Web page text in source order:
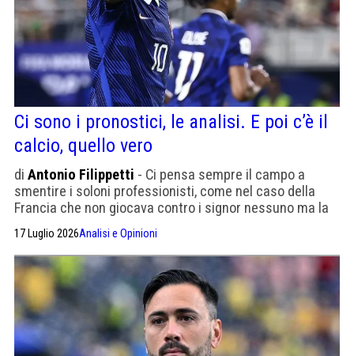
Ci sono i pronostici, le analisi. E poi c’è il
calcio, quello vero
di Antonio Filippetti - Ci pensa sempre il campo a
smentire i soloni professionisti, come nel caso della
Francia che non giocava contro i signor nessuno ma la
17 Luglio 2026Analisi e Opinioni